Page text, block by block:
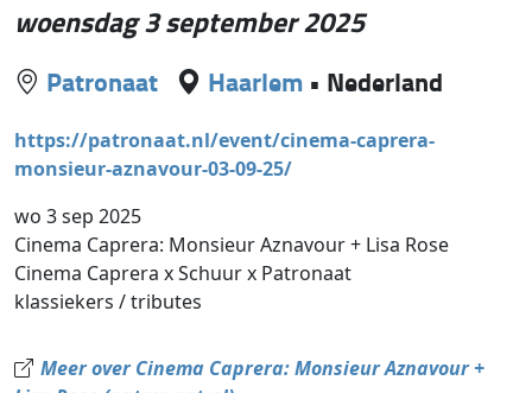
woensdag 3 september 2025
Patronaat Haarlem • Nederland
https://patronaat.nl/event/cinema-caprera-
monsieur-aznavour-03-09-25/
wo 3 sep 2025
Cinema Caprera: Monsieur Aznavour + Lisa Rose
Cinema Caprera x Schuur x Patronaat
klassiekers / tributes
Meer over Cinema Caprera: Monsieur Aznavour +